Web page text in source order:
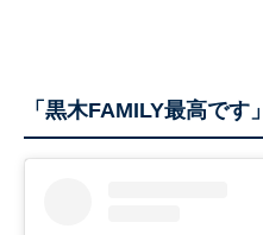
「黒木FAMILY最高です」